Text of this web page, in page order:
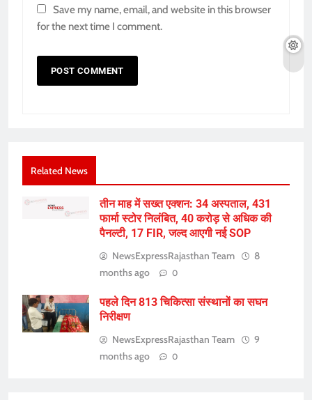
Save my name, email, and website in this browser
for the next time I comment.
Related News
तीन माह में सख्त एक्शन: 34 अस्पताल, 431
फार्मा स्टोर निलंबित, 40 करोड़ से अधिक की
पैनल्टी, 17 FIR, जल्द आएगी नई SOP
NewsExpressRajasthan Team
8
months ago
0
पहले दिन 813 चिकित्सा संस्थानों का सघन
निरीक्षण
NewsExpressRajasthan Team
9
months ago
0